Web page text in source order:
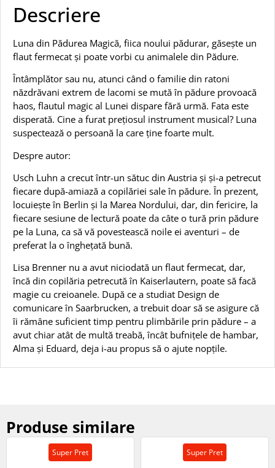
Descriere
Luna din Pădurea Magică, fiica noului pădurar, găsește un
flaut fermecat și poate vorbi cu animalele din Pădure.
Întâmplător sau nu, atunci când o familie din ratoni
năzdrăvani extrem de lacomi se mută în pădure provoacă
haos, flautul magic al Lunei dispare fără urmă. Fata este
disperată. Cine a furat prețiosul instrument musical? Luna
suspectează o persoană la care ține foarte mult.
Despre autor:
Usch Luhn a crecut într-un sătuc din Austria și și-a petrecut
fiecare după-amiază a copilăriei sale în pădure. În prezent,
locuiește în Berlin și la Marea Nordului, dar, din fericire, la
fiecare sesiune de lectură poate da câte o tură prin pădure
pe la Luna, ca să vă povestească noile ei aventuri – de
preferat la o înghețată bună.
Lisa Brenner nu a avut niciodată un flaut fermecat, dar,
încă din copilăria petrecută în Kaiserlautern, poate să facă
magie cu creioanele. După ce a studiat Design de
comunicare în Saarbrucken, a trebuit doar să se asigure că
îi rămâne suficient timp pentru plimbările prin pădure – a
avut chiar atât de multă treabă, încât bufnițele de hambar,
Alma și Eduard, deja i-au propus să o ajute nopțile.
Produse similare
Super Pret Super Pret